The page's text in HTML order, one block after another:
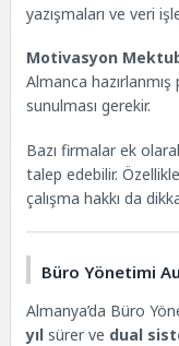
yazışmaları ve veri
Motivasyon
Almanca
sunulması gerekir.
Bazı firmalar ek
talep edebilir.
çalışma hakkı da
Büro Yönetimi
Almanya’da Büro
yıl sürer ve dual